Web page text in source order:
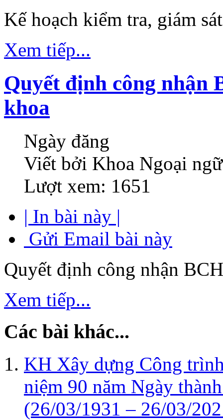
Kế hoạch kiểm tra, giám
Xem tiếp...
Quyết định công nhận
khoa
Ngày đăng
Viết bởi Khoa Ngoại ngữ
Lượt xem: 1651
| In bài này |
Gửi Email bài này
Quyết định công nhận
Xem tiếp...
Các bài khác...
KH Xây dựng Công
niệm 90 năm Ngày
(26/03/1931 – 26/03/